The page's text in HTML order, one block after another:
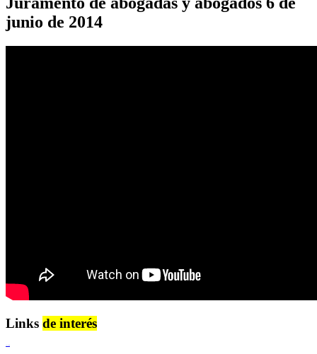
junio de 2014
Links de interés